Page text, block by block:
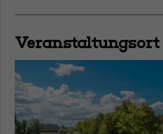
Veranstaltungsort